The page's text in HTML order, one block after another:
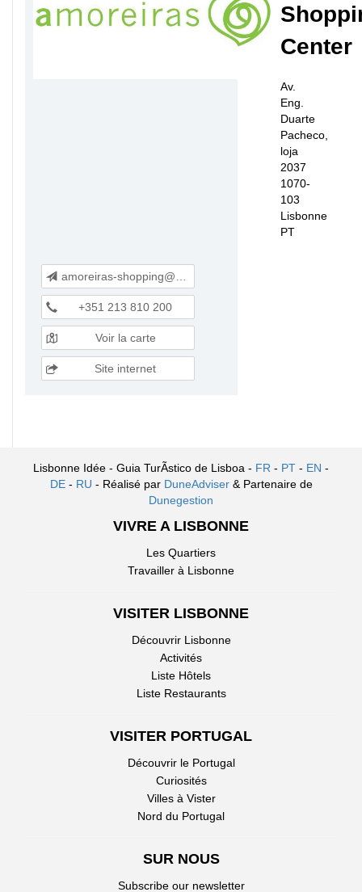
Center
Av.
Eng.
Duarte
Pacheco,
loja
2037
1070-
103
Lisbonne
PT
amoreiras-shopping@mundicenter.pt
+351 213 810 200
Voir la carte
Site internet
Lisbonne Idée - Guia TurÃ­stico de Lisboa - FR - PT - EN -
DE- RU - Réalisé par DuneAdviser & Partenaire de
Dunegestion
VIVRE A LISBONNE
Les Quartiers
Travailler à Lisbonne
VISITER LISBONNE
Découvrir Lisbonne
Activités
Liste Hôtels
Liste Restaurants
VISITER PORTUGAL
Découvrir le Portugal
Curiosités
Villes à Vister
Nord du Portugal
SUR NOUS
Subscribe our newsletter